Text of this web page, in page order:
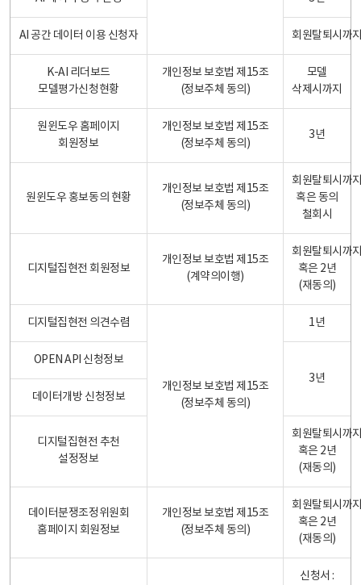
AI 공간 데이터 이용 신청자 회원탈퇴시까
K-AI 리더보드
모델평가신청현황
개인정보 보호법 제15조
(정보주체 동의)
모델
삭제시까지
원윈도우 홈페이지
회원정보
개인정보 보호법 제15조
(정보주체 동의)
3년
원윈도우 홍보동의 현황
개인정보 보호법 제15조
(정보주체 동의)
회원탈퇴시까
혹은 동의
철회시
디지털집현전 회원정보
개인정보 보호법 제15조
(계약의이행)
회원탈퇴시까
혹은 2년
(재동의)
디지털집현전 의견수렴
개인정보 보호법 제15조
(정보주체 동의)
1년
OPEN API 신청정보
3년
데이터개방 신청정보
디지털집현전 추천
설정정보
회원탈퇴시까
혹은 2년
(재동의)
데이터분쟁조정위원회
홈페이지 회원정보
개인정보 보호법 제15조
(정보주체 동의)
회원탈퇴시까
혹은 2년
(재동의)
신청서 :